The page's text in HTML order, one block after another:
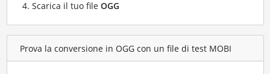
Scarica il tuo file OGG
Prova la conversione in OGG con un file di test MOBI